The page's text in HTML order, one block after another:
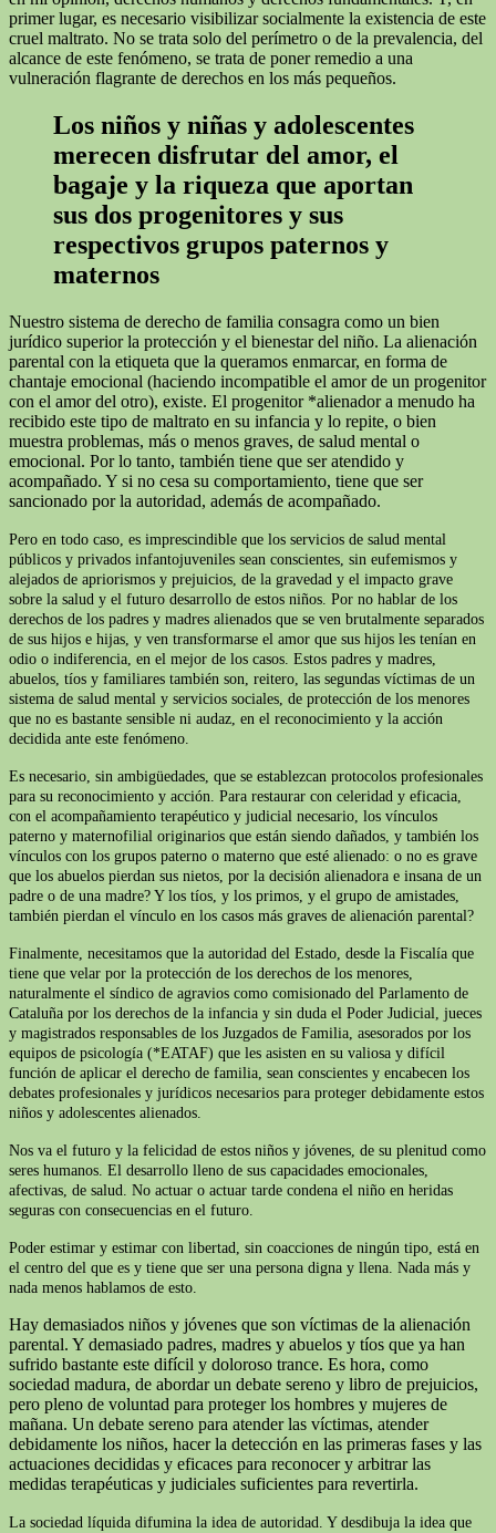
primer lugar, es necesario visibilizar socialmente la existencia de este
cruel maltrato. No se trata solo del perímetro o de la prevalencia, del
alcance de este fenómeno, se trata de poner remedio a una
vulneración flagrante de derechos en los más pequeños.
Los niños y niñas y adolescentes
merecen disfrutar del amor, el
bagaje y la riqueza que aportan
sus dos progenitores y sus
respectivos grupos paternos y
maternos
Nuestro sistema de derecho de familia consagra como un bien
jurídico superior la protección y el bienestar del niño. La alienación
parental con la etiqueta que la queramos enmarcar, en forma de
chantaje emocional (haciendo incompatible el amor de un progenitor
con el amor del otro), existe. El progenitor *alienador a menudo ha
recibido este tipo de maltrato en su infancia y lo repite, o bien
muestra problemas, más o menos graves, de salud mental o
emocional. Por lo tanto, también tiene que ser atendido y
acompañado. Y si no cesa su comportamiento, tiene que ser
sancionado por la autoridad, además de acompañado.
Pero en todo caso, es imprescindible que los servicios de salud mental
públicos y privados infantojuveniles sean conscientes, sin eufemismos y
alejados de apriorismos y prejuicios, de la gravedad y el impacto grave
sobre la salud y el futuro desarrollo de estos niños. Por no hablar de los
derechos de los padres y madres alienados que se ven brutalmente separados
de sus hijos e hijas, y ven transformarse el amor que sus hijos les tenían en
odio o indiferencia, en el mejor de los casos. Estos padres y madres,
abuelos, tíos y familiares también son, reitero, las segundas víctimas de un
sistema de salud mental y servicios sociales, de protección de los menores
que no es bastante sensible ni audaz, en el reconocimiento y la acción
decidida ante este fenómeno.
Es necesario, sin ambigüedades, que se establezcan protocolos profesionales
para su reconocimiento y acción. Para restaurar con celeridad y eficacia,
con el acompañamiento terapéutico y judicial necesario, los vínculos
paterno y maternofilial originarios que están siendo dañados, y también los
vínculos con los grupos paterno o materno que esté alienado: o no es grave
que los abuelos pierdan sus nietos, por la decisión alienadora e insana de un
padre o de una madre? Y los tíos, y los primos, y el grupo de amistades,
también pierdan el vínculo en los casos más graves de alienación parental?
Finalmente, necesitamos que la autoridad del Estado, desde la Fiscalía que
tiene que velar por la protección de los derechos de los menores,
naturalmente el síndico de agravios como comisionado del Parlamento de
Cataluña por los derechos de la infancia y sin duda el Poder Judicial, jueces
y magistrados responsables de los Juzgados de Familia, asesorados por los
equipos de psicología (*EATAF) que les asisten en su valiosa y difícil
función de aplicar el derecho de familia, sean conscientes y encabecen los
debates profesionales y jurídicos necesarios para proteger debidamente estos
niños y adolescentes alienados.
Nos va el futuro y la felicidad de estos niños y jóvenes, de su plenitud como
seres humanos. El desarrollo lleno de sus capacidades emocionales,
afectivas, de salud. No actuar o actuar tarde condena el niño en heridas
seguras con consecuencias en el futuro.
Poder estimar y estimar con libertad, sin coacciones de ningún tipo, está en
el centro del que es y tiene que ser una persona digna y llena. Nada más y
nada menos hablamos de esto.
Hay demasiados niños y jóvenes que son víctimas de la alienación
parental. Y demasiado padres, madres y abuelos y tíos que ya han
sufrido bastante este difícil y doloroso trance. Es hora, como
sociedad madura, de abordar un debate sereno y libro de prejuicios,
pero pleno de voluntad para proteger los hombres y mujeres de
mañana. Un debate sereno para atender las víctimas, atender
debidamente los niños, hacer la detección en las primeras fases y las
actuaciones decididas y eficaces para reconocer y arbitrar las
medidas terapéuticas y judiciales suficientes para revertirla.
La sociedad líquida difumina la idea de autoridad. Y desdibuja la idea que